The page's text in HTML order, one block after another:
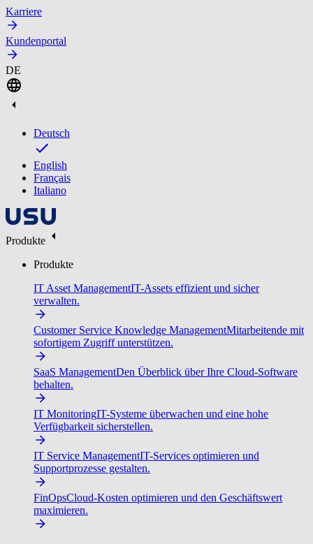
Karriere
Kundenportal
DE
Deutsch
English
Français
Italiano
Produkte
Produkte
IT Asset ManagementIT-Assets effizient und sicher
verwalten.
Customer Service Knowledge ManagementMitarbeitende mit
sofortigem Zugriff unterstützen.
SaaS ManagementDen Überblick über Ihre Cloud-Software
behalten.
IT MonitoringIT-Systeme überwachen und eine hohe
Verfügbarkeit sicherstellen.
IT Service ManagementIT-Services optimieren und
Supportprozesse gestalten.
FinOpsCloud-Kosten optimieren und den Geschäftswert
maximieren.